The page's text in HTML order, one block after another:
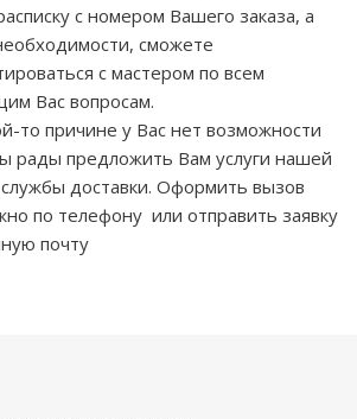
с номером Вашего заказа, а
сможете
с мастером по всем
Вас вопросам.
то причине у Вас нет возможности
рады предложить Вам услуги нашей
доставки. Оформить вызов
по телефону или отправить заявку
почту